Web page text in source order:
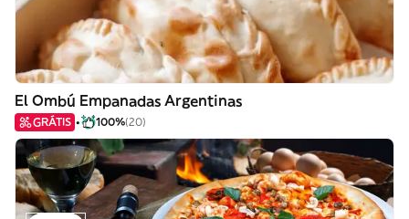
El Ombú Empanadas Argentinas
GRÁTIS 100%(20)